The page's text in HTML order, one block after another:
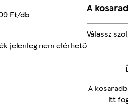
Ft/db
jelenleg nem elérhető
A kosarad
Válassz
A
itt